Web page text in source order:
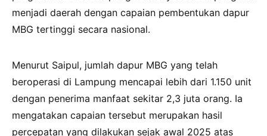
menjadi daerah dengan capaian pembentukan dapur
MBG tertinggi secara nasional.
Menurut Saipul, jumlah dapur MBG yang telah
beroperasi di Lampung mencapai lebih dari 1.150 unit
dengan penerima manfaat sekitar 2,3 juta orang. Ia
mengatakan capaian tersebut merupakan hasil
percepatan yang dilakukan sejak awal 2025 atas